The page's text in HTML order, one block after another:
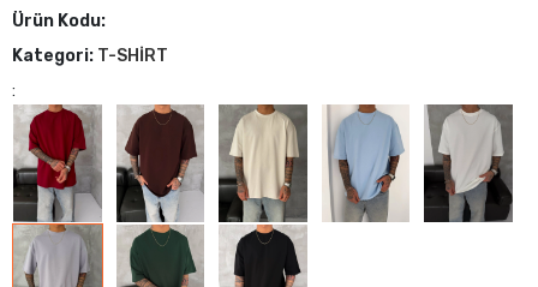
Ürün Kodu:
Kategori: T-SHİRT
: